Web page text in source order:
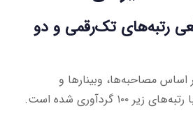
رتبه‌های تک‌رقمی و دو
اساس مصاحبه‌ها، وبینارها و
گردآوری شده است.